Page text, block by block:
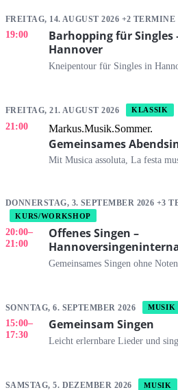
FREITAG, 14. AUGUST 2026 +2 TERMINE
19:00
Barhopping für
Hannover
Kneipentour für Singles in
FREITAG, 21. AUGUST 2026 KLASSIK
21:00 Markus.Musik.Sommer.
Gemeinsames
Mit Musica assoluta, La festa
DONNERSTAG, 3. SEPTEMBER 2026 +3
KURS/WORKSHOP
20:00–
21:00
Offenes Singen –
Gemeinsames Singen ohne
SONNTAG, 6. SEPTEMBER 2026 MUSIK
15:00–
17:30
Gemeinsam Singen
Leicht erlernbare Lieder und
SAMSTAG, 5. DEZEMBER 2026 MUSIK